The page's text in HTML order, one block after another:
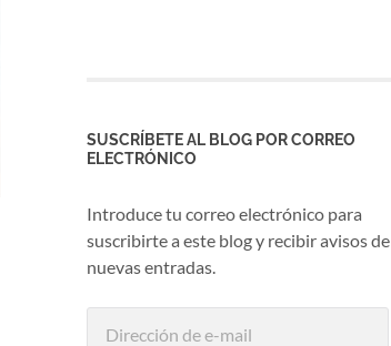
SUSCRÍBETE AL BLOG POR CORREO
ELECTRÓNICO
Introduce tu correo electrónico para
suscribirte a este blog y recibir avisos de
nuevas entradas.